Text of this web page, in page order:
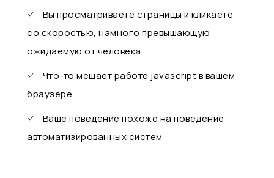
Вы просматриваете страницы и кликаете
со скоростью, намного превышающую
ожидаемую от человека
Что-то мешает работе javascript в вашем
браузере
Ваше поведение похоже на поведение
автоматизированных систем